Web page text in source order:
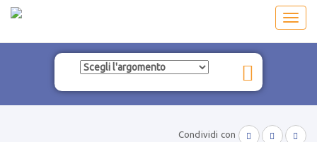
Condividi con   